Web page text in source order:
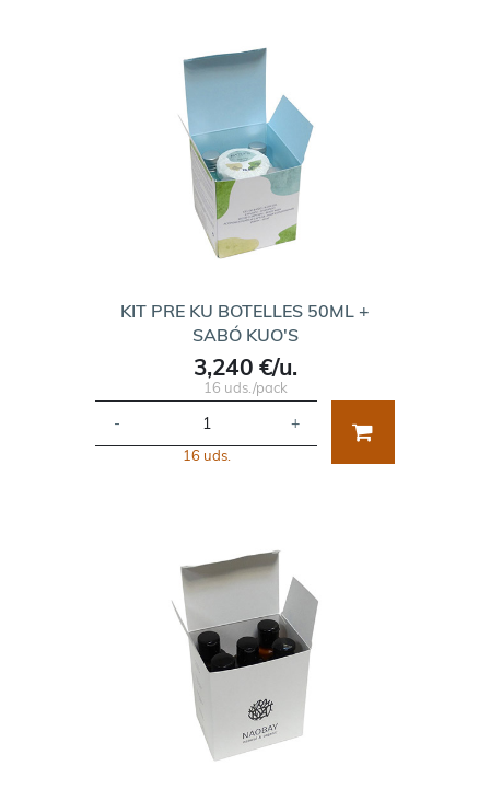
KIT PRE KU BOTELLES 50ML +
SABÓ KUO'S
3,240 €/u.
16 uds./pack
- +
16 uds.